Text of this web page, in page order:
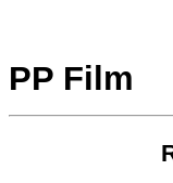
PP Film